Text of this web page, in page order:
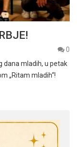
0
dana mladih, u petak
„Ritam mladih“!